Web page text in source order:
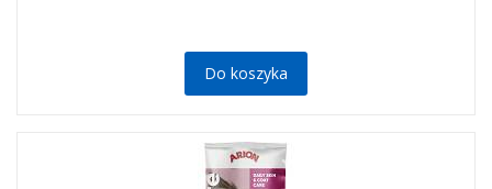
Do koszyka